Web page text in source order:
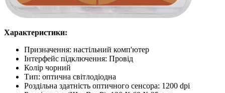
Характеристики:
Призначення: настільний комп'ютер
Інтерфейс підключення: Провід
Колір чорний
Тип: оптична світлодіодна
Роздільна здатність оптичного сенсора: 1200 dpi